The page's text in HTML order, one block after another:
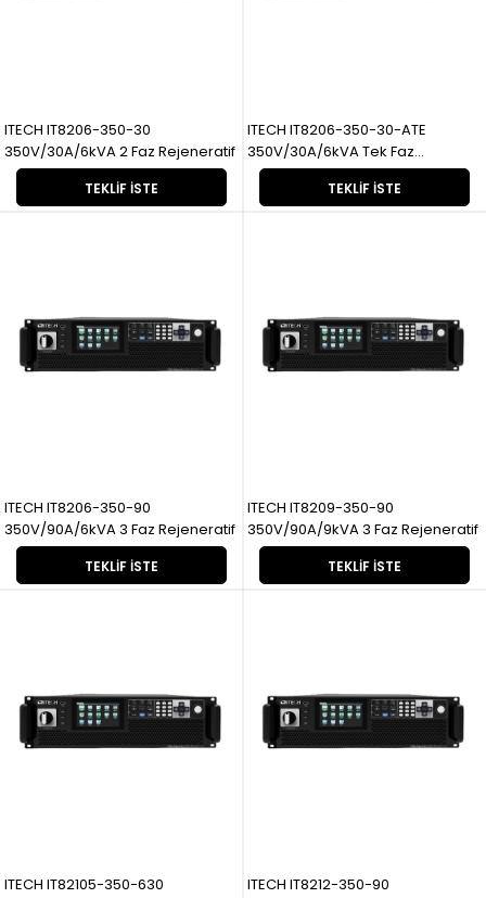
TEKLIF İSTE
ITECH IT8206-350-30
350V/30A/6kVA 2 Faz Rejeneratif
TEKLIF İSTE
ITECH IT8206-350-30-ATE
350V/30A/6kVA Tek Faz
Rejeneratif
TEKLIF İSTE
ITECH IT8206-350-90
350V/90A/6kVA 3 Faz Rejeneratif
TEKLIF İSTE
ITECH IT8209-350-90
350V/90A/9kVA 3 Faz Rejeneratif
ITECH IT82105-350-630
ITECH IT8212-350-90